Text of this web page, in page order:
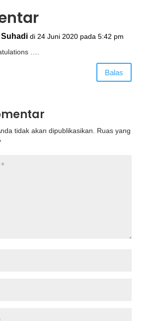
Suhadi di 24 Juni 2020 pada 5:42 pm
….
Balas
tidak akan dipublikasikan.
Ruas yang